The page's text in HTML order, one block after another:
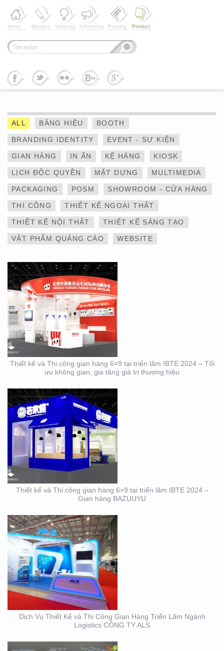
Home Designs Indentity Advertsing Packing Product
ALL BẢNG HIỆU BOOTH
BRANDING IDENTITY EVENT - SỰ KIỆN
GIAN HÀNG IN ẤN KỆ HÀNG KIOSK
LỊCH ĐỘC QUYỀN MẶT DỰNG MULTIMEDIA
PACKAGING POSM SHOWROOM - CỬA HÀNG
THI CÔNG THIẾT KẾ NGOẠI THẤT
THIẾT KẾ NỘI THẤT THIẾT KẾ SÁNG TẠO
VẬT PHẨM QUẢNG CÁO WEBSITE
THIẾT KẾ VÀ THI CÔNG
GIAN HÀNG 6×9 TẠI
TRIỂN LÃM IBTE 2024 –
TỐI ƯU KHÔNG GIAN,
GIA TĂNG GIÁ TRỊ
THƯƠNG HIỆU
Thiết kế và Thi công gian hàng 6×9 tại triển lãm IBTE 2024 – Tối
ưu không gian, gia tăng giá trị thương hiệu
THIẾT KẾ VÀ THI CÔNG
GIAN HÀNG 6×9 TẠI
TRIỂN LÃM IBTE 2024 –
GIAN HÀNG BAZUUYU
Thiết kế và Thi công gian hàng 6×9 tại triển lãm IBTE 2024 –
Gian hàng BAZUUYU
DỊCH VỤ THIẾT KẾ VÀ
THI CÔNG GIAN HÀNG
TRIỂN LÃM NGÀNH
LOGISTICS CÔNG TY
ALS
Dịch Vụ Thiết Kế và Thi Công Gian Hàng Triển Lãm Ngành
Logistics CÔNG TY ALS
THIẾT KẾ THI CÔNG
GIAN HÀNG TRIỂN LÃM
VIFA EXPO 2023 UY TÍN
– CHẤT LƯỢNG